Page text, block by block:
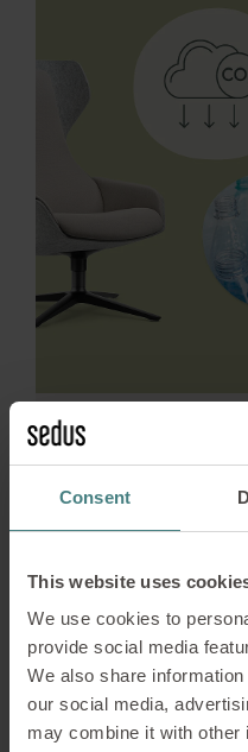
Consent
This website uses
We use cookies to
provide social media
We also share
our social media,
may combine it with other
Duurzaamheid
materialen
economie
Recyclaten: hoe afval
waardevolle
industrie op een